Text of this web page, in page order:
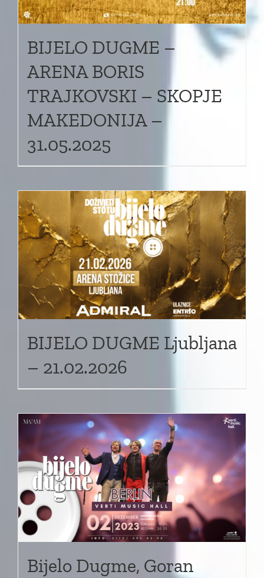
BIJELO DUGME –
ARENA BORIS
TRAJKOVSKI – SKOPJE
MAKEDONIJA –
31.05.2025
BIJELO DUGME Ljubljana
– 21.02.2026
Bijelo Dugme, Goran